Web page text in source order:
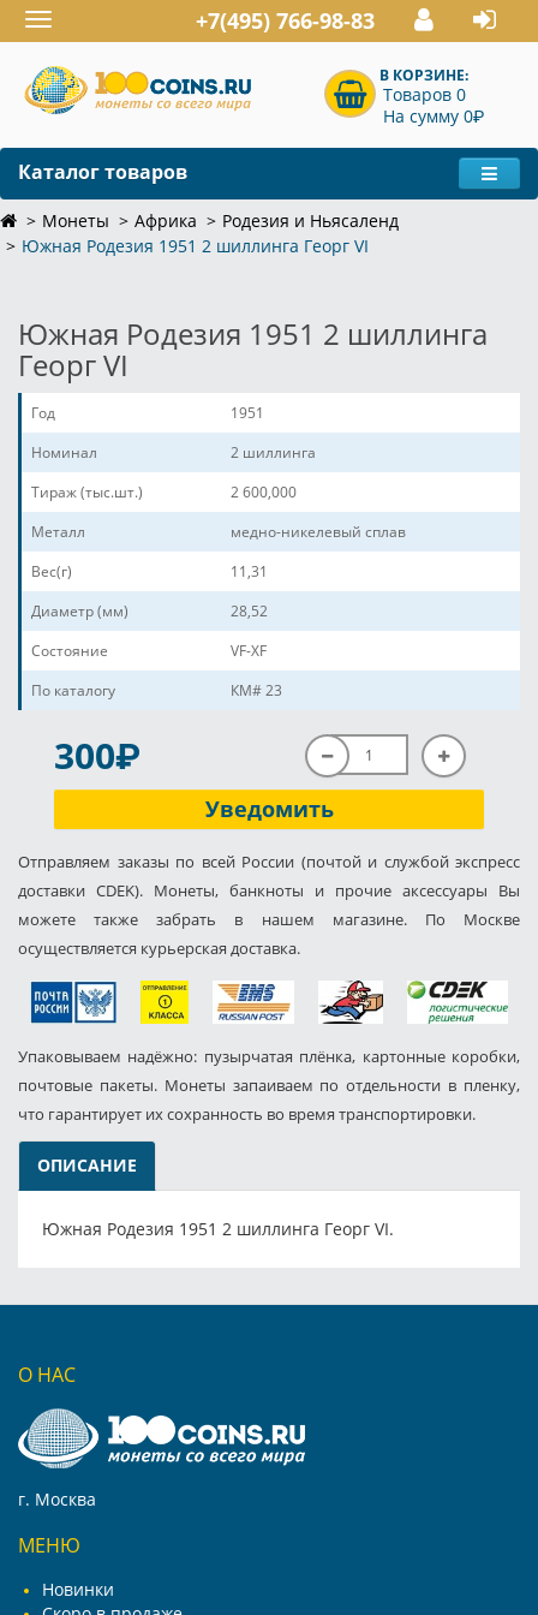
Toggle
navigation
+7(495) 766-98-83
В КОРЗИНЕ:
Товаров 0
На сумму 0P
Каталог товаров
Монеты Африка
Родезия и Ньясаленд
Южная Родезия 1951 2 шиллинга Георг VI
Южная Родезия 1951 2 шиллинга
Георг VI
Год
1951
Номинал
2 шиллинга
Тираж (тыс.шт.)
2 600,000
Металл
медно-никелевый сплав
Вес(г)
11,31
Диаметр (мм)
28,52
Состояние
VF-XF
По каталогу
КМ# 23
300P
Уведомить
Отправляем заказы по всей России (почтой и службой экспресс
доставки CDEK). Монеты, банкноты и прочие аксессуары Вы
можете также забрать в нашем магазине. По Москве
осуществляется курьерская доставка.
Упаковываем надёжно: пузырчатая плёнка, картонные коробки,
почтовые пакеты. Монеты запаиваем по отдельности в пленку,
что гарантирует их сохранность во время транспортировки.
ОПИСАНИЕ
Южная Родезия 1951 2 шиллинга Георг VI.
О НАС
г. Москва
МЕНЮ
Новинки